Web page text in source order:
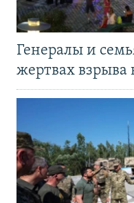
Генералы и
жертвах взрыва